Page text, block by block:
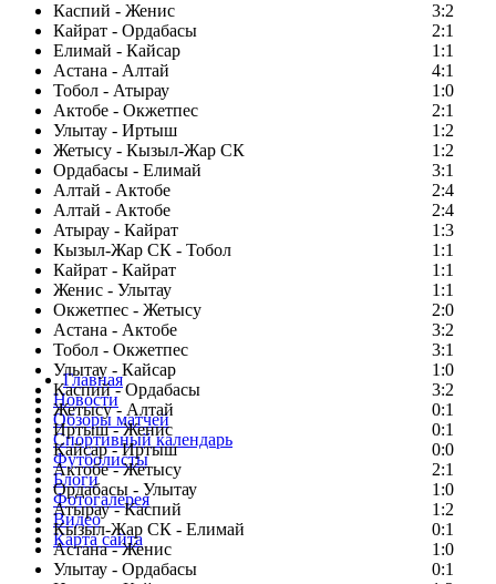
Каспий - Женис
3:2
Кайрат - Ордабасы
2:1
Елимай - Кайсар
1:1
Астана - Алтай
4:1
Тобол - Атырау
1:0
Актобе - Окжетпес
2:1
Улытау - Иртыш
1:2
Жетысу - Кызыл-Жар СК
1:2
Ордабасы - Елимай
3:1
Алтай - Актобе
2:4
Алтай - Актобе
2:4
Атырау - Кайрат
1:3
Кызыл-Жар СК - Тобол
1:1
Кайрат - Кайрат
1:1
Женис - Улытау
1:1
Окжетпес - Жетысу
2:0
Астана - Актобе
3:2
Тобол - Окжетпес
3:1
Улытау - Кайсар
1:0
Каспий - Ордабасы
3:2
Жетысу - Алтай
0:1
Иртыш - Женис
0:1
Кайсар - Иртыш
0:0
Актобе - Жетысу
2:1
Ордабасы - Улытау
1:0
Атырау - Каспий
1:2
Кызыл-Жар СК - Елимай
0:1
Астана - Женис
1:0
Улытау - Ордабасы
0:1
Главная
Новости
Обзоры матчей
Спортивный календарь
Футболисты
Блоги
Фотогалерея
Видео
Карта сайта